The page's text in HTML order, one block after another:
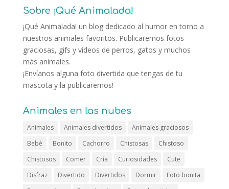
Sobre ¡Qué Animalada!
¡Qué Animalada! un blog dedicado al humor en torno a
nuestros animales favoritos. Publicaremos fotos
graciosas, gifs y vídeos de perros, gatos y muchos
más animales.
¡Envíanos alguna foto divertida que tengas de tu
mascota y la publicaremos!
Animales en las nubes
Animales Animales divertidos
Animales graciosos
Bebé
Bonito Cachorro Chistosas
Chistoso
Chistosos
Comer Cría Curiosidades
Cute
Disfraz
Divertido Divertidos Dormir
Foto bonita